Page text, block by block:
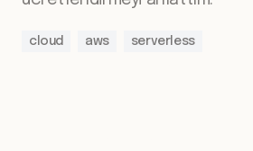
cloud aws serverless